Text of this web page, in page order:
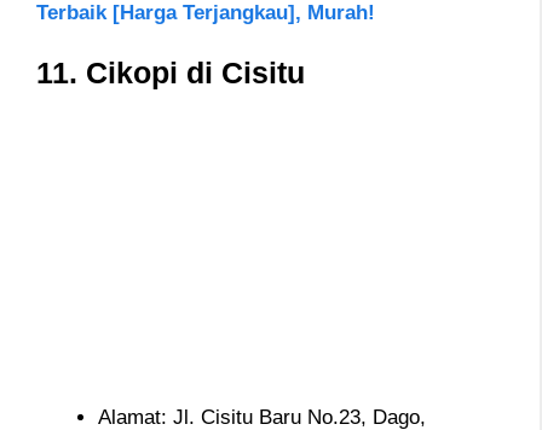
Terbaik [Harga Terjangkau], Murah!
11. Cikopi di Cisitu
Alamat: Jl. Cisitu Baru No.23, Dago,